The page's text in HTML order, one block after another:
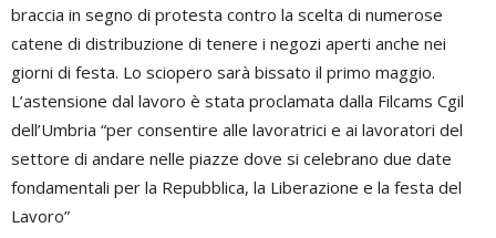
braccia in segno di protesta contro la scelta di numerose
catene di distribuzione di tenere i negozi aperti anche nei
giorni di festa. Lo sciopero sarà bissato il primo maggio.
L’astensione dal lavoro è stata proclamata dalla Filcams Cgil
dell’Umbria “per consentire alle lavoratrici e ai lavoratori del
settore di andare nelle piazze dove si celebrano due date
fondamentali per la Repubblica, la Liberazione e la festa del
Lavoro”